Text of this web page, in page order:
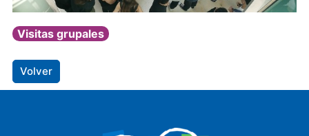
Visitas grupales
Volver